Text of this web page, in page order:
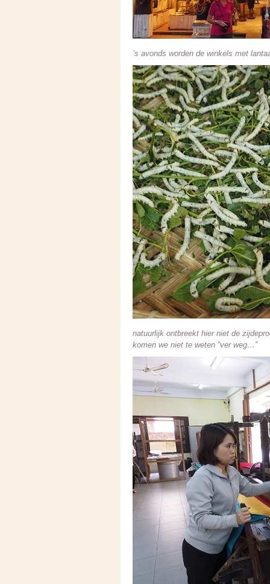
’s avonds worden de winkels met
natuurlijk ontbreekt hier niet de
komen we niet te weten “ver weg…”